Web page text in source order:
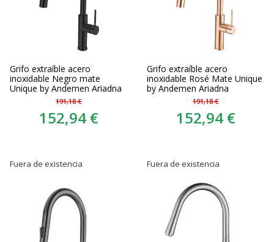
Grifo extraíble acero
inoxidable Negro mate
Unique by Andemen Ariadna
191,18 €
152,94 €
Fuera de existencia
Grifo extraíble acero
inoxidable Rosé Mate Unique
by Andemen Ariadna
191,18 €
152,94 €
Fuera de existencia